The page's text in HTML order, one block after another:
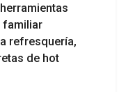
familiar
refresquería,
de hot